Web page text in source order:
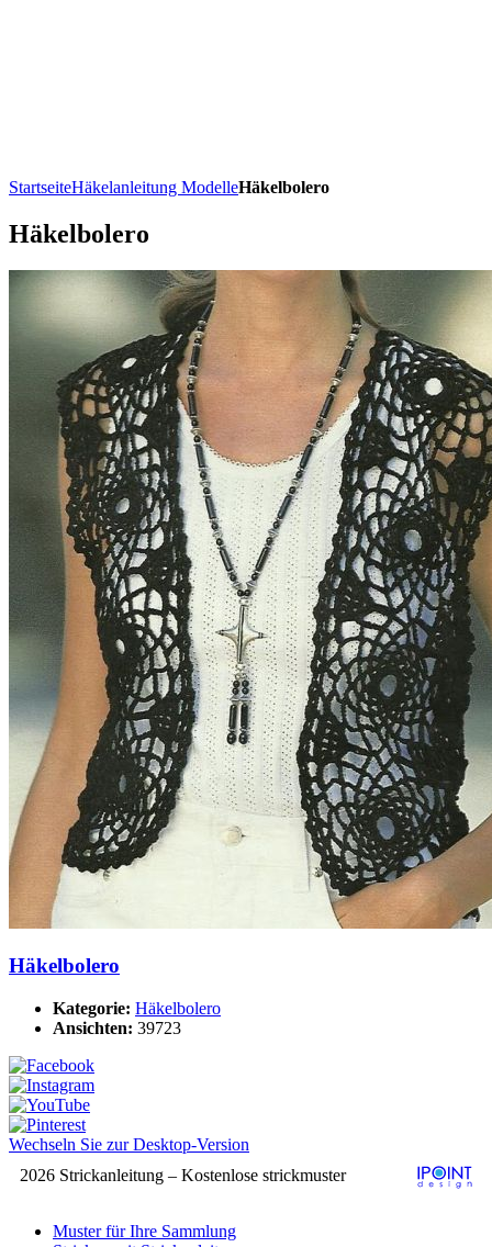
StartseiteHäkelanleitung ModelleHäkelbolero
Häkelbolero
Häkelbolero
Kategorie: Häkelbolero
Ansichten: 39723
Wechseln Sie zur Desktop-Version
2026 Strickanleitung – Kostenlose strickmuster
Muster für Ihre Sammlung